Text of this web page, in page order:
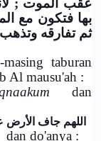
بها فتكون مع
ثم تفارقه
taburan
Al mausu'ah :
dan
اﻟﻠﻬﻢ ﺟﺎﻑ اﻷﺭﺽ
dan do'anya :